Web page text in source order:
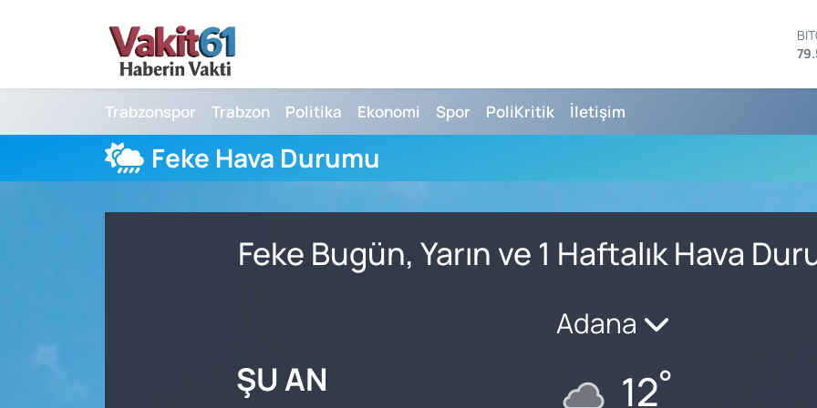
Trabzonspor Trabzon Politika Ekonomi Spor PoliKritik İletişim
Feke Hava Durumu
Feke Bugün, Yarın ve 1 Haftalık Hava
ŞU AN
Adana
12°
Nöbetçi Eczaneler
Hava Durumu
Namaz Vakitleri
Trafik Durumu
Süper Lig Puan Durumu ve Fikstür
Son Dakika Haberleri